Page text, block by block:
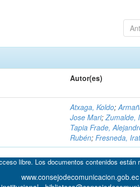
Autor(es)
Atxaga, Koldo;
Jose Mari;Zumalde,
Tapia Frade,
Rubén;Fresneda,
libre. Los documentos contenidos
www.consejodecomunicacion.gob.ec